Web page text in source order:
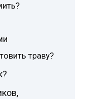
траву?